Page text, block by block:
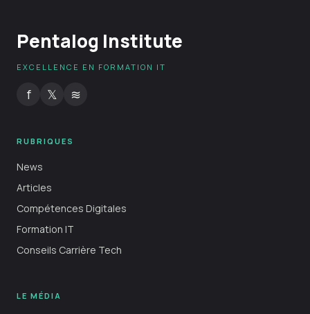
Pentalog Institute
EXCELLENCE EN FORMATION IT
f 𝕏 ≋
RUBRIQUES
News
Articles
Compétences Digitales
Formation IT
Conseils Carrière Tech
LE MÉDIA